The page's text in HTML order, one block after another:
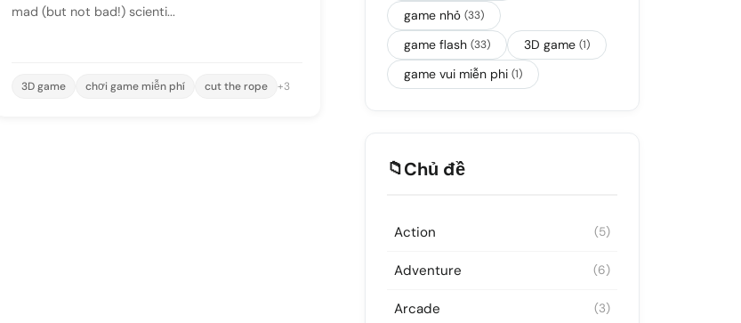
mad (but not bad!) scienti...
3D game chơi game miễn phí cut the rope +3
game nhỏ (33)
game flash (33) 3D game (1)
game vui miễn phi (1)
📁Chủ đề
Action (5)
Adventure (6)
Arcade (3)